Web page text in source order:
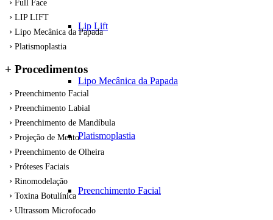
Lip Lift
Lipo Mecânica da Papada
Platismoplastia
Preenchimento Facial
Full Face
LIP LIFT
Lipo Mecânica da Papada
Platismoplastia
+ Procedimentos
Preenchimento Facial
Preenchimento Labial
Preenchimento de Mandíbula
Projeção de Mento
Preenchimento de Olheira
Próteses Faciais
Rinomodelação
Toxina Botulínica
Ultrassom Microfocado